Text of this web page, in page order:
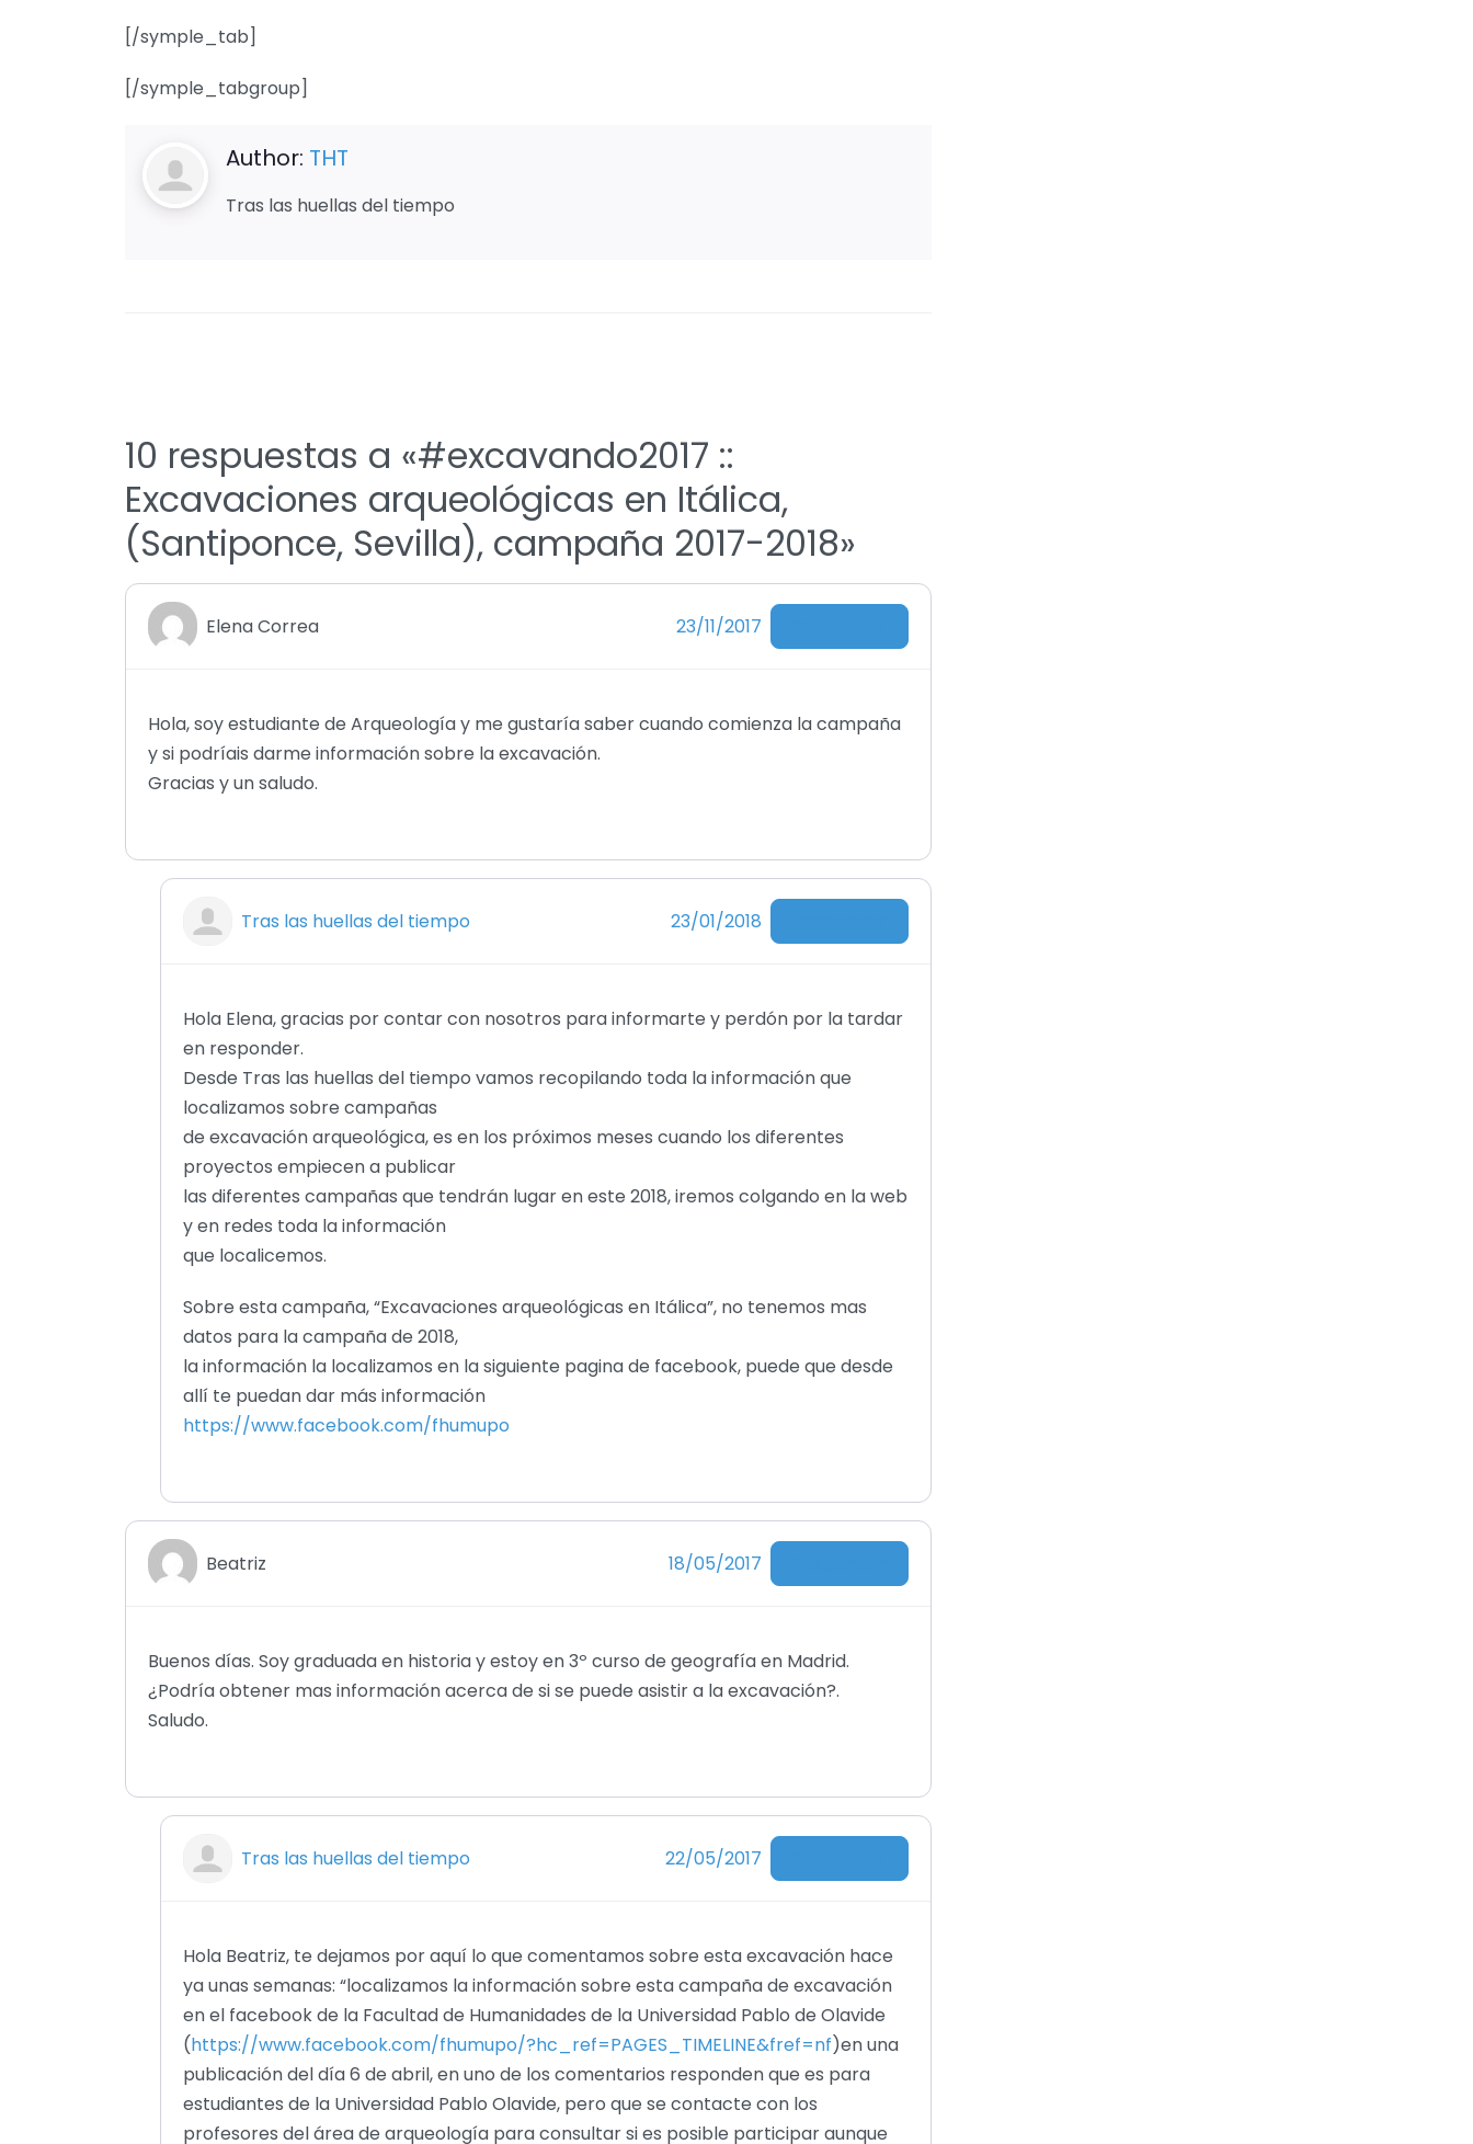
[/symple_tab]
[/symple_tabgroup]
Author: THT
Tras las huellas del tiempo
10 respuestas a «#excavando2017 ::
Excavaciones arqueológicas en Itálica,
(Santiponce, Sevilla), campaña 2017-2018»
Elena Correa 23/11/2017
Hola, soy estudiante de Arqueología y me gustaría saber cuando comienza la campaña
y si podríais darme información sobre la excavación.
Gracias y un saludo.
Tras las huellas del tiempo 23/01/2018
Hola Elena, gracias por contar con nosotros para informarte y perdón por la tardar
en responder.
Desde Tras las huellas del tiempo vamos recopilando toda la información que
localizamos sobre campañas
de excavación arqueológica, es en los próximos meses cuando los diferentes
proyectos empiecen a publicar
las diferentes campañas que tendrán lugar en este 2018, iremos colgando en la web
y en redes toda la información
que localicemos.
Sobre esta campaña, “Excavaciones arqueológicas en Itálica”, no tenemos mas
datos para la campaña de 2018,
la información la localizamos en la siguiente pagina de facebook, puede que desde
allí te puedan dar más información
https://www.facebook.com/fhumupo
Beatriz 18/05/2017
Buenos días. Soy graduada en historia y estoy en 3º curso de geografía en Madrid.
¿Podría obtener mas información acerca de si se puede asistir a la excavación?.
Saludo.
Tras las huellas del tiempo 22/05/2017
Hola Beatriz, te dejamos por aquí lo que comentamos sobre esta excavación hace
ya unas semanas: “localizamos la información sobre esta campaña de excavación
en el facebook de la Facultad de Humanidades de la Universidad Pablo de Olavide
(https://www.facebook.com/fhumupo/?hc_ref=PAGES_TIMELINE&fref=nf)en una
publicación del día 6 de abril, en uno de los comentarios responden que es para
estudiantes de la Universidad Pablo Olavide, pero que se contacte con los
profesores del área de arqueología para consultar si es posible participar aunque